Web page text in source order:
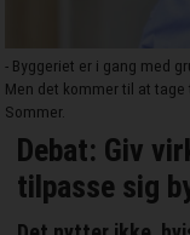
- Byggeriet er i gang med
Men det kommer til at
Sommer.
Debat: Giv
tilpasse sig